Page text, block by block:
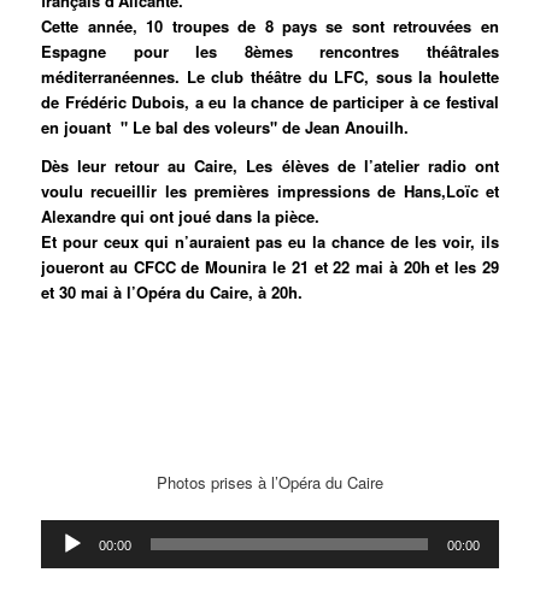
Cette année, 10 troupes de 8 pays se sont retrouvées en
Espagne pour les 8èmes rencontres théâtrales
méditerranéennes. Le club théâtre du LFC, sous la houlette
de Frédéric Dubois, a eu la chance de participer à ce festival
en jouant " Le bal des voleurs" de Jean Anouilh.
Dès leur retour au Caire, Les élèves de l’atelier radio ont
voulu recueillir les premières impressions de Hans,Loïc et
Alexandre qui ont joué dans la pièce.
Et pour ceux qui n’auraient pas eu la chance de les voir, ils
joueront au CFCC de Mounira le 21 et 22 mai à 20h et les 29
et 30 mai à l’Opéra du Caire, à 20h.
Photos prises à l’Opéra du Caire
Lecteur
audio
00:00 00:00